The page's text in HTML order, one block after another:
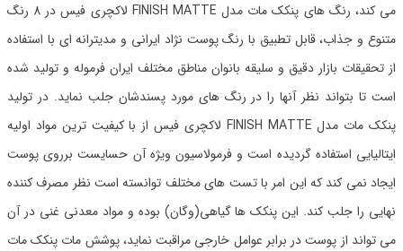
می کند، رنگ های پنکک مات مدل FINISH MATTE لاکچری فیس در 8 رنگ
متنوع و جذاب، قابل تطبیق با رنگ پوست نژاد ایرانی و مدیترانه ای با استفاده
از تحقیقات بازار دقیق و سلیقه بانوان مناطق مختلف ایران فرموله و تولید شده
است تا بتواند نظر آنها را در رنگ های مورد پسندشان جلب نماید. در تولید
پنکک مات مدل FINISH MATTE لاکچری فیس از با کیفیت ترین مواد اولیه
ایتالیایی استفاده گردیده است و فرمولاسیون ویژه آن حسایست برروی پوست
ایجاد نمی کند که این امر با تست های مختلف توانسته است نظر مصرف کننده
نهایی را جلب کند. این پنکک ها گیاهی(وگان) بوده و مواد معدنی غنی در آن
می تواند از پوست در برابر عوامل خارجی مراقبت نماید، پوشش مات پنکک مات